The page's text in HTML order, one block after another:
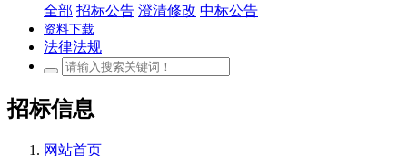
全部 招标公告 澄清修改 中标公告
资料下载
法律法规
招标信息
网站首页